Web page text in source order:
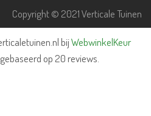
Copyright © 2021 Verticale Tuinen
bijWebwinkelKeur
op 20 reviews.